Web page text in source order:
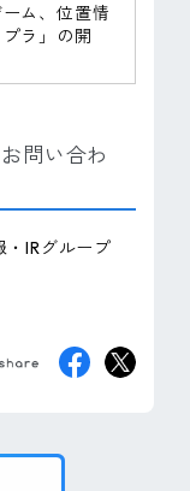
ム、位置情
ラ」の開
問い合わ
IRグループ